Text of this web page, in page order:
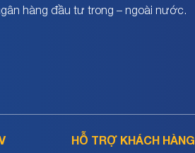
hàng đầu tư trong – ngoài nước.
HỖ TRỢ KHÁCH HÀNG